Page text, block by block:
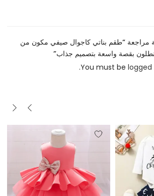
مراجعة “طقم بناتي كاجوال صيفي مكون من
بقصة واسعة بتصميم جذاب”
You must be logged